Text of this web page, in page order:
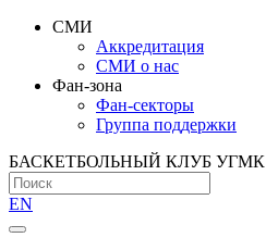
СМИ
Аккредитация
СМИ о нас
Фан-зона
Фан-секторы
Группа поддержки
БАСКЕТБОЛЬНЫЙ КЛУБ УГМК
EN